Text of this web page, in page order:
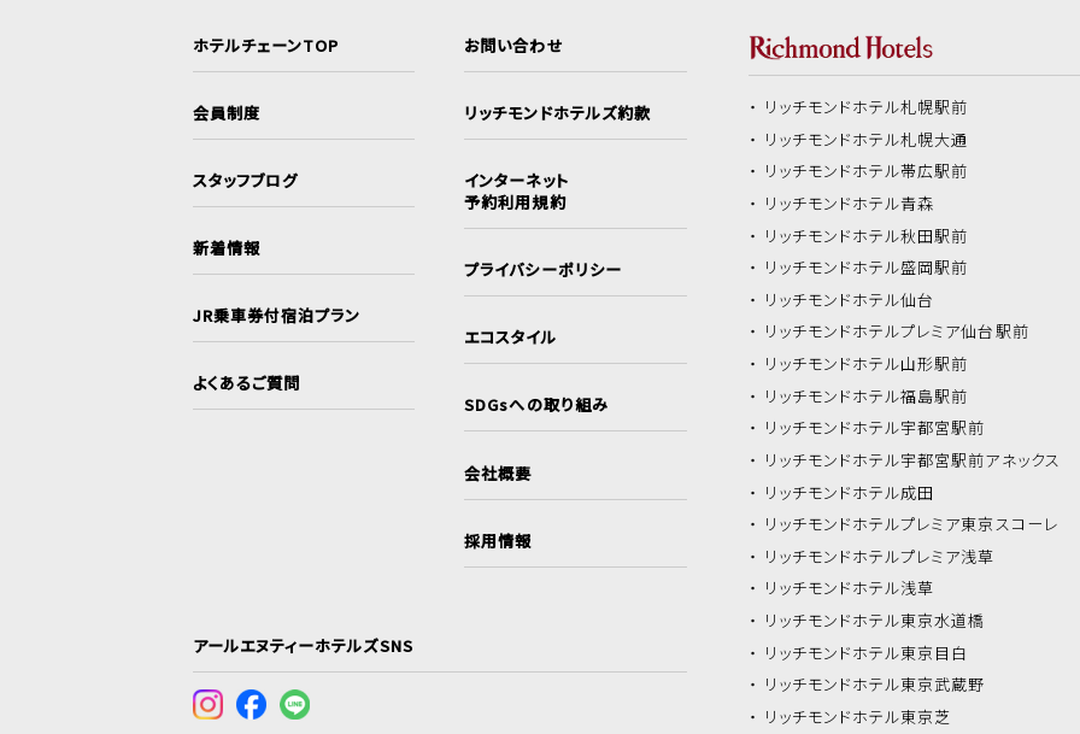
ホテルチェーンTOP
会員制度
スタッフブログ
新着情報
JR乗車券付宿泊プラン
よくあるご質問
お問い合わせ
リッチモンドホテルズ約款
インターネット
予約利用規約
プライバシーポリシー
エコスタイル
SDGsへの取り組み
会社概要
採用情報
アールエヌティーホテルズSNS
リッチモンドホテル札幌駅前
リッチモンドホテル札幌大通
リッチモンドホテル帯広駅前
リッチモンドホテル青森
リッチモンドホテル秋田駅前
リッチモンドホテル盛岡駅前
リッチモンドホテル仙台
リッチモンドホテルプレミア仙台駅前
リッチモンドホテル山形駅前
リッチモンドホテル福島駅前
リッチモンドホテル宇都宮駅前
リッチモンドホテル宇都宮駅前アネックス
リッチモンドホテル成田
リッチモンドホテルプレミア東京スコーレ
リッチモンドホテルプレミア浅草
リッチモンドホテル浅草
リッチモンドホテル東京水道橋
リッチモンドホテル東京目白
リッチモンドホテル東京武蔵野
リッチモンドホテル東京芝